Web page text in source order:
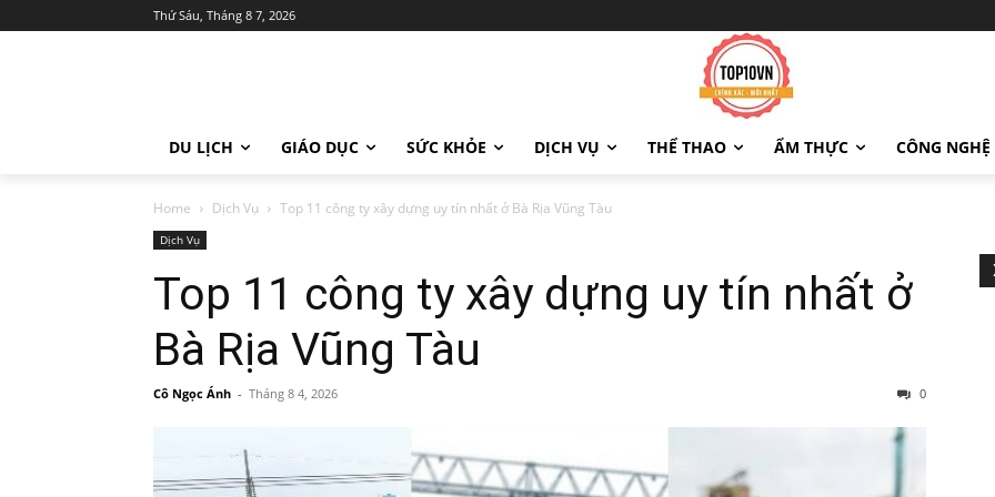
Thứ Sáu, Tháng 8 7, 2026
DU LỊCH GIÁO DỤC SỨC KHỎE DỊCH VỤ THỂ THAO ẨM THỰC CÔNG NGHỆ
Home Dịch Vụ Top 11 công ty xây dựng uy tín nhất ở Bà Rịa Vũng Tàu
Dịch Vụ
Top 11 công ty xây dựng uy tín nhất ở
Bà Rịa Vũng Tàu
Cô Ngọc Ánh - Tháng 8 4, 2026 0